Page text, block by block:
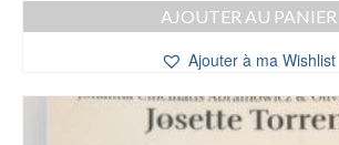
AJOUTER AU PANIER
Ajouter à ma Wishlist